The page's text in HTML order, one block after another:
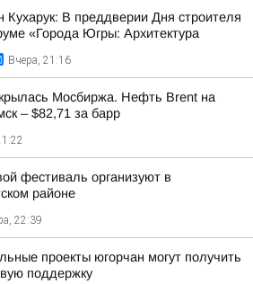
Кухарук: В преддверии Дня строителя
«Города Югры: Архитектура
Вчера, 21:16
Мосбиржа. Нефть Brent на
– $82,71 за барр
фестиваль организуют в
районе
22:39
проекты югорчан могут получить
поддержку